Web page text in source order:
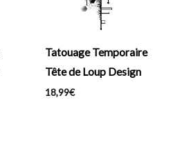
Tatouage Temporaire
Tête de Loup Design
18,99€